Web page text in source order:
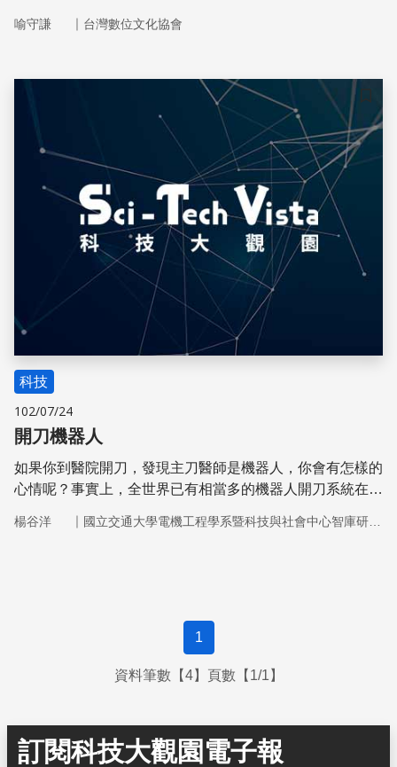
則是投入實用醫療領域。期望這些技術能夠應用在放射性藥
務，醫界期望能夠在「及早預防」與「精準治療」兩個領域
喻守謙 ｜ 台灣數位文化協會
儲存
科技
102/07/24
開刀機器人
如果你到醫院開刀，發現主刀醫師是機器人，你會有怎樣的
心情呢？事實上，全世界已有相當多的機器人開刀系統在使
例；然如此說來，機器人真的已能取代人類醫師進行手術了
楊谷洋 ｜
1
資料筆數【4】頁數【1/1】
訂閱科技大觀園電子報